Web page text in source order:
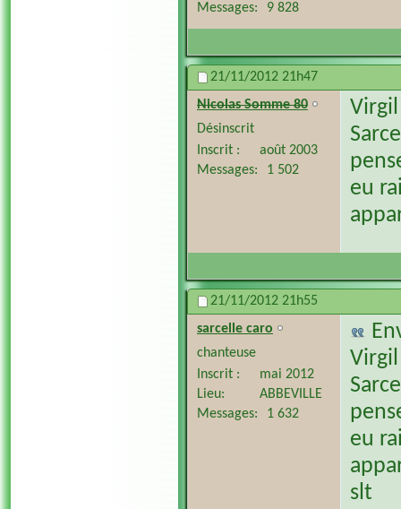
Messages 9 828
21/11/2012 21h47
Nicolas Somme 80
Désinscrit
Inscrit
août 2003
Messages
1 502
eu
21/11/2012 21h55
sarcelle caro
chanteuse
Inscrit
mai 2012
Lieu
ABBEVILLE
Messages
1 632
eu
slt